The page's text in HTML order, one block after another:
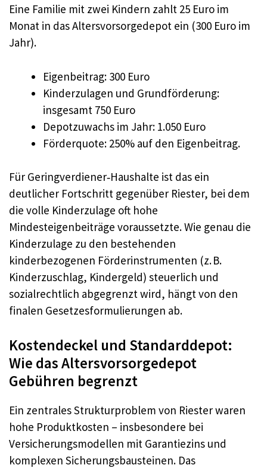
Eine Familie mit zwei Kindern zahlt 25 Euro im
Monat in das Altersvorsorgedepot ein (300 Euro im
Jahr).
Eigenbeitrag: 300 Euro
Kinderzulagen und Grundförderung:
insgesamt 750 Euro
Depotzuwachs im Jahr: 1.050 Euro
Förderquote: 250% auf den Eigenbeitrag.
Für Geringverdiener‑Haushalte ist das ein
deutlicher Fortschritt gegenüber Riester, bei dem
die volle Kinderzulage oft hohe
Mindesteigenbeiträge voraussetzte. Wie genau die
Kinderzulage zu den bestehenden
kinderbezogenen Förderinstrumenten (z. B.
Kinderzuschlag, Kindergeld) steuerlich und
sozialrechtlich abgegrenzt wird, hängt von den
finalen Gesetzesformulierungen ab.
Kostendeckel und Standarddepot:
Wie das Altersvorsorgedepot
Gebühren begrenzt
Ein zentrales Strukturproblem von Riester waren
hohe Produktkosten – insbesondere bei
Versicherungsmodellen mit Garantiezins und
komplexen Sicherungsbausteinen. Das